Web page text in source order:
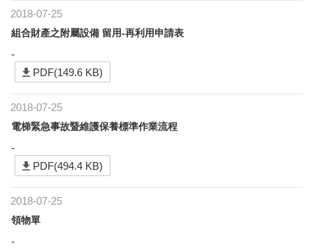
2018-07-25
組合財產之附屬設備 留用-再利用申請表
-
PDF(149.6 KB)
2018-07-25
電梯緊急事故暨維護保養標準作業流程
-
PDF(494.4 KB)
2018-07-25
領物單
-